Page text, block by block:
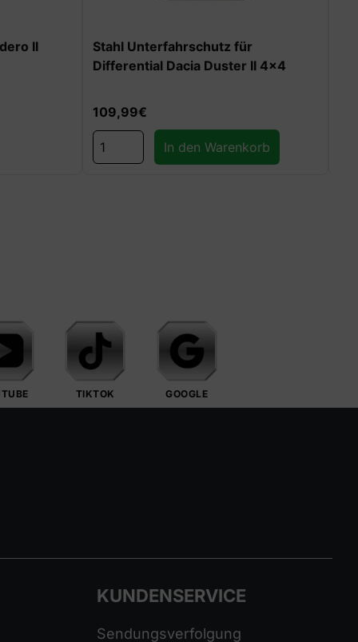
Stahl Unterfahrschutz für
Differential Dacia Duster II 4×4
109,99€
In den Warenkorb
TIKTOK GOOGLE
KUNDENSERVICE
Sendungsverfolgung